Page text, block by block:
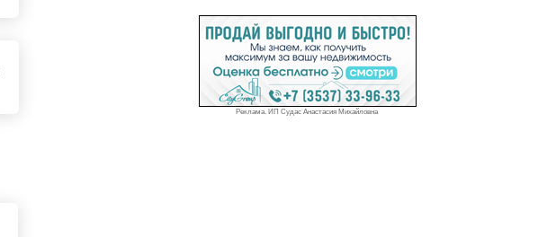
Реклама. ИП Судас Анастасия Михайловна